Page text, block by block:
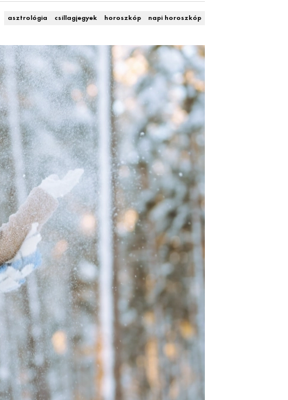
asztrológia csillagjegyek horoszkóp napi horoszkóp